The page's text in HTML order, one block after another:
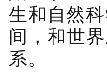
生和自然
间，和世
系。